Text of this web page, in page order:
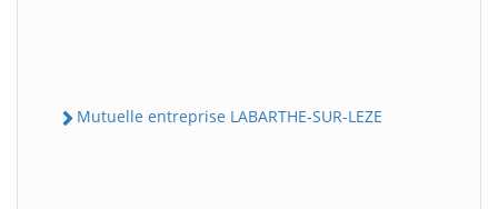
Mutuelle entreprise LABARTHE-SUR-LEZE